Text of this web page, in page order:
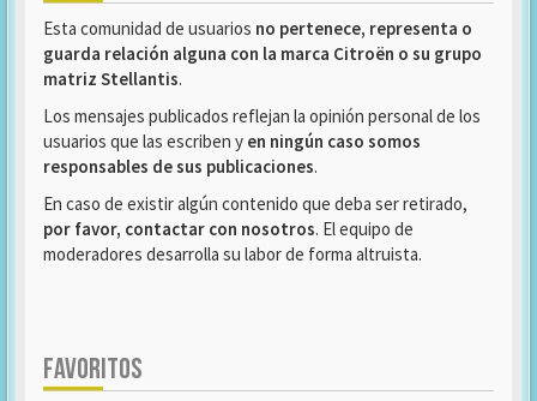
Esta comunidad de usuarios no pertenece, representa o
guarda relación alguna con la marca Citroën o su grupo
matriz Stellantis.
Los mensajes publicados reflejan la opinión personal de los
usuarios que las escriben y en ningún caso somos
responsables de sus publicaciones.
En caso de existir algún contenido que deba ser retirado,
por favor, contactar con nosotros. El equipo de
moderadores desarrolla su labor de forma altruista.
FAVORITOS